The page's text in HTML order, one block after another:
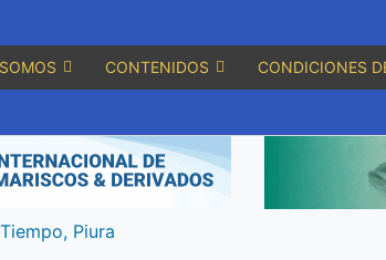
CONTENIDOS CONDICIONES
Piura